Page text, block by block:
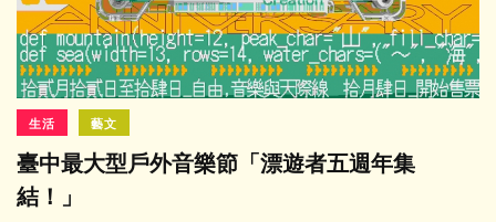
生活 藝文
臺中最大型戶外音樂節「漂遊者五週年集
結！」